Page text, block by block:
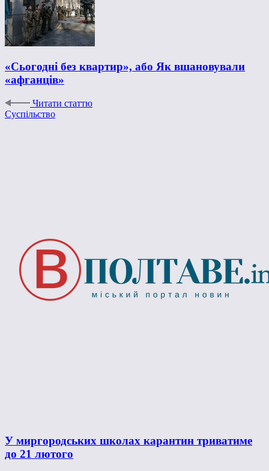
«Сьогодні без квартир», або Як вшановували
«афганців»
Читати статтю
Суспільство
У миргородських школах карантин триватиме
до 21 лютого